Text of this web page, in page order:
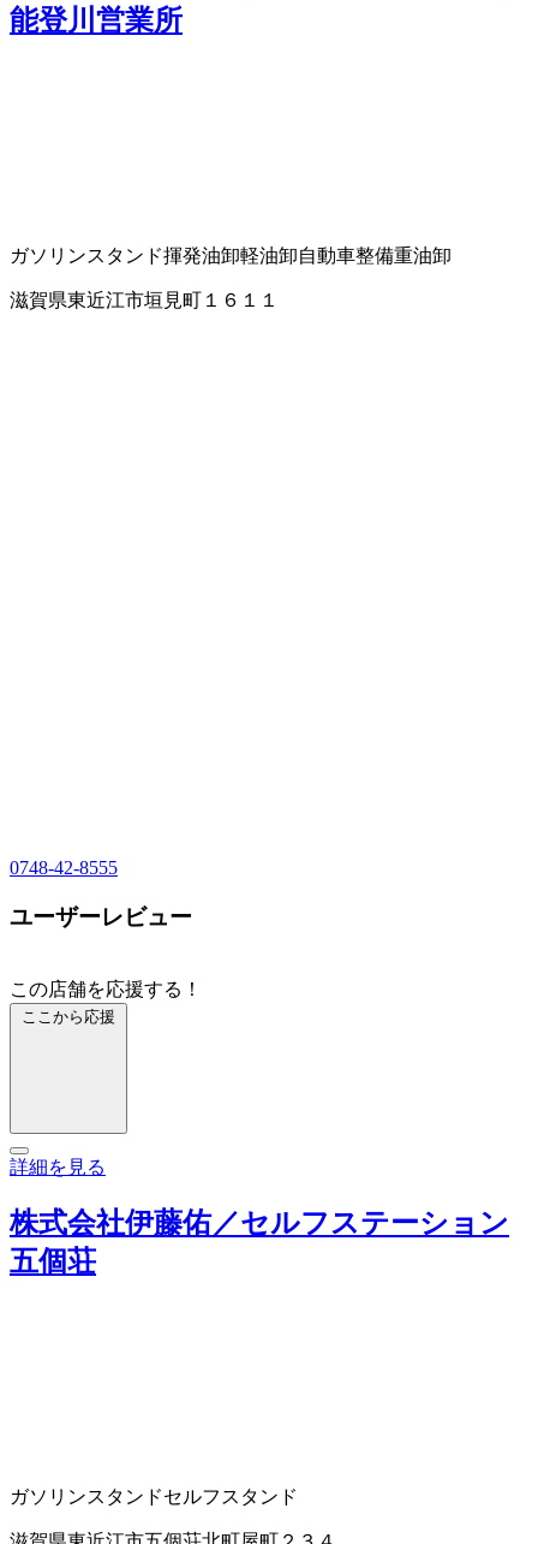
能登川営業所
ガソリンスタンド揮発油卸軽油卸自動車整備重油卸
滋賀県東近江市垣見町１６１１
0748-42-8555
ユーザーレビュー
この店舗を応援する！
ここから応援
詳細を見る
株式会社伊藤佑／セルフステーション
五個荘
ガソリンスタンドセルフスタンド